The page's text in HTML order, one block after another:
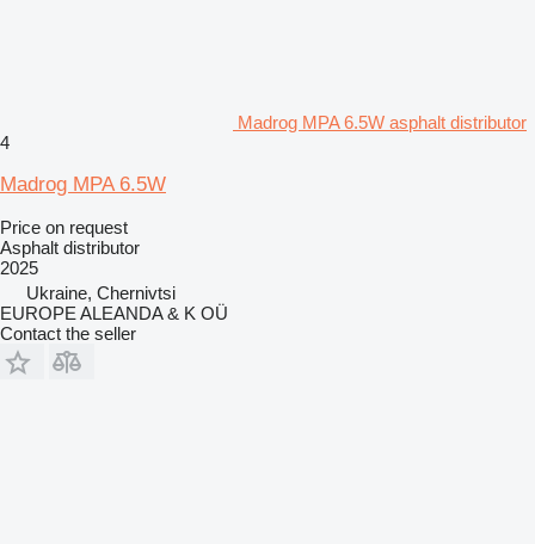
Madrog MPA 6.5W asphalt distributor
4
Madrog MPA 6.5W
Price on request
Asphalt distributor
2025
Ukraine, Chernivtsi
EUROPE ALEANDA & K OÜ
Contact the seller